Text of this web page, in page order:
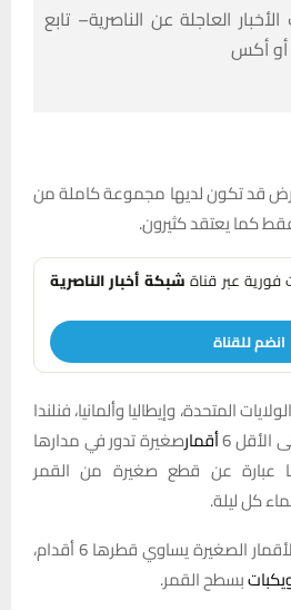
العاجلة عن الناصرية– تابع
أو أكس
قد تكون لديها مجموعة كاملة من
كما يعتقد كثيرون.
فورية عبر قناةشبكة أخبار الناصرية
انضم للقناة
المتحدة، وإيطاليا وألمانيا، فنلندا
الأقل 6 أقمارصغيرة تدور في مدارها
عبارة عن قطع صغيرة من القمر
كل ليلة.
وتعتقد الباحثون إن هذه الأقمار الصغيرة يساوي قطرها 6 أقدام،
بسطح القمر.